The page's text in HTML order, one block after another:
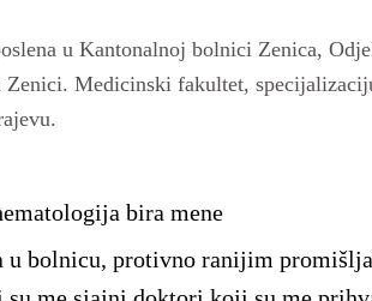
u Kantonalnoj bolnici Zenica,
Medicinski fakultet,
bira mene
u bolnicu, protivno ranijim